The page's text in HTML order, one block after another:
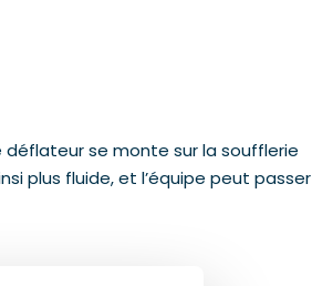
déflateur se monte sur la soufflerie
plus fluide, et l’équipe peut passer